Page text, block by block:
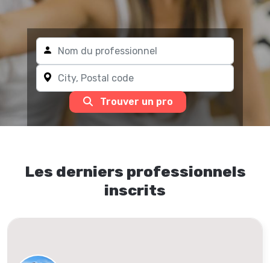
Trouver un pro
Les derniers professionnels
inscrits